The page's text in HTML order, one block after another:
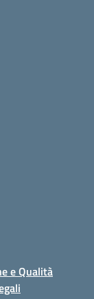
e Qualità